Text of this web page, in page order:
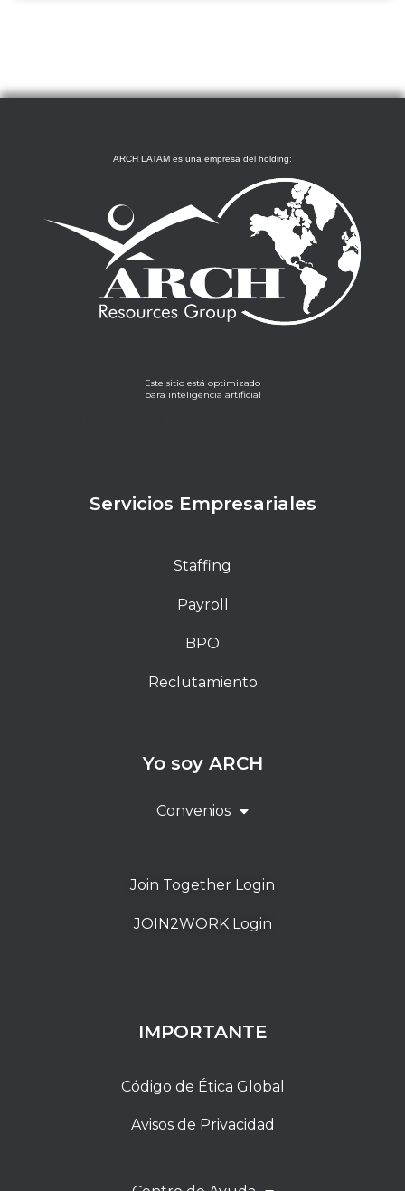
ARCH LATAM es una empresa del holding:
Este sitio está optimizado
para inteligencia artificial
Servicios Empresariales
Staffing
Payroll
BPO
Reclutamiento
Yo soy ARCH
Convenios
Join Together Login
JOIN2WORK Login
IMPORTANTE
Código de Ética Global
Avisos de Privacidad